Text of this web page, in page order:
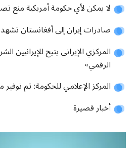
لا يمكن لأي حكومة أمريكية منع
صادرات إيران إلى أفغانستان تشهد
المركزي الإيراني یتیح للإیرانیین
الرقمي»
المركز الإعلامي للحكومة: تم
أخبار قصيرة